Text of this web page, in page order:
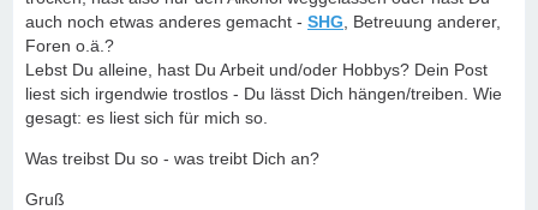
auch noch etwas anderes gemacht - SHG , Betreuung anderer,
Foren o.ä.?
Lebst Du alleine, hast Du Arbeit und/oder Hobbys? Dein Post
liest sich irgendwie trostlos - Du lässt Dich hängen/treiben. Wie
gesagt: es liest sich für mich so.
Was treibst Du so - was treibt Dich an?
Gruß